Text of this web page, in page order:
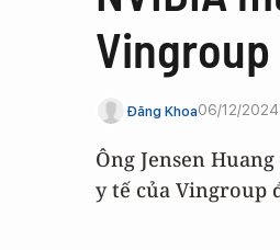
Vingroup
Đăng Khoa06/12/
Ông Jensen
y tế của Vingroup